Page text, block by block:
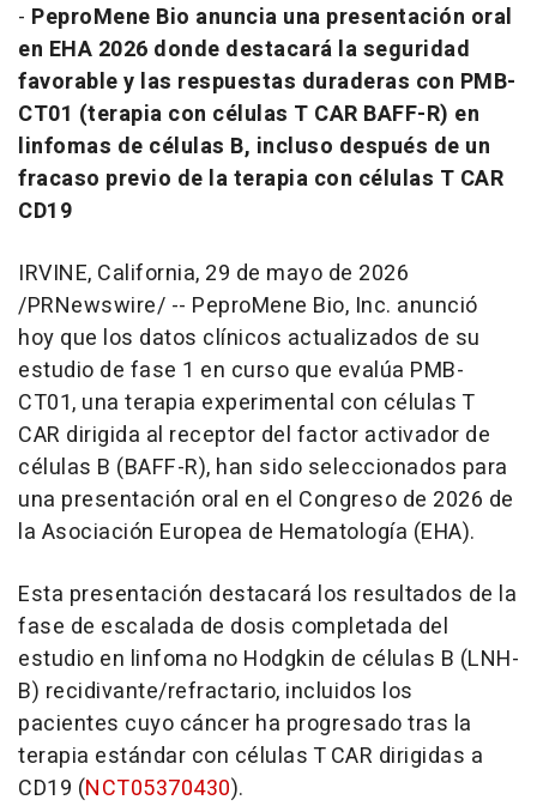
- PeproMene Bio anuncia una presentación oral
en EHA 2026 donde destacará la seguridad
favorable y las respuestas duraderas con PMB-
CT01 (terapia con células T CAR BAFF-R) en
linfomas de células B, incluso después de un
fracaso previo de la terapia con células T CAR
CD19
IRVINE, California, 29 de mayo de 2026
/PRNewswire/ -- PeproMene Bio, Inc. anunció
hoy que los datos clínicos actualizados de su
estudio de fase 1 en curso que evalúa PMB-
CT01, una terapia experimental con células T
CAR dirigida al receptor del factor activador de
células B (BAFF-R), han sido seleccionados para
una presentación oral en el Congreso de 2026 de
la Asociación Europea de Hematología (EHA).
Esta presentación destacará los resultados de la
fase de escalada de dosis completada del
estudio en linfoma no Hodgkin de células B (LNH-
B) recidivante/refractario, incluidos los
pacientes cuyo cáncer ha progresado tras la
terapia estándar con células T CAR dirigidas a
CD19 (NCT05370430).